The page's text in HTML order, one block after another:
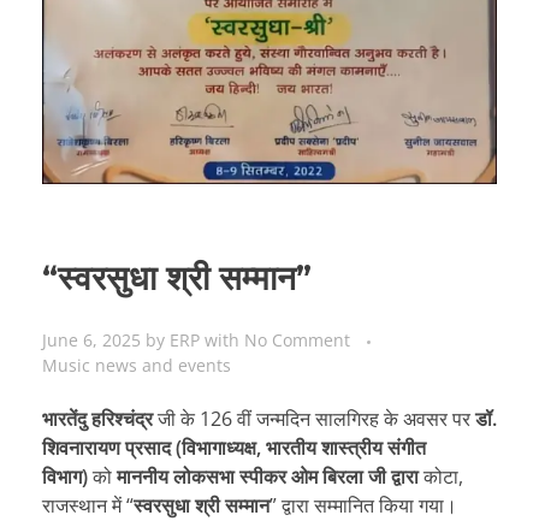
“स्वरसुधा श्री सम्मान”
June 6, 2025 by ERP with No Comment
Music news and events
भारतेंदु हरिश्चंद्रजी के 126 वीं जन्मदिन सालगिरह के अवसर परडॉ.
शिवनारायण प्रसाद (विभागाध्यक्ष, भारतीय शास्त्रीय संगीत
विभाग)कोमाननीय लोकसभा स्पीकर ओम बिरला जी द्वाराकोटा,
राजस्थान में “स्वरसुधा श्री सम्मान” द्वारा सम्मानित किया गया।